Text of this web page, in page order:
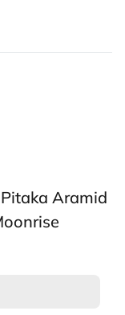
Aramid